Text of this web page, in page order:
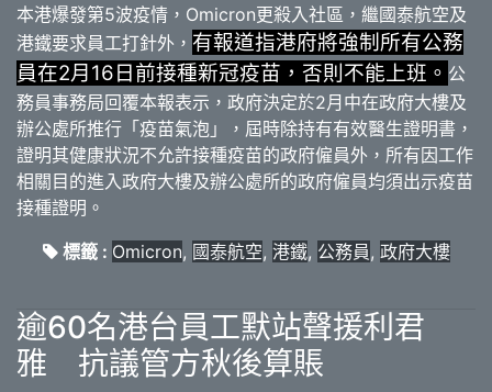
本港爆發第5波疫情，Omicron更殺入社區，繼國泰航空及
港鐵要求員工打針外， 有報道指港府將強制所有公務
員在2月16日前接種新冠疫苗，否則不能上班。 公
務員事務局回覆本報表示，政府決定於2月中在政府大樓及
辦公處所推行「疫苗氣泡」，屆時除持有有效醫生證明書，
證明其健康狀況不允許接種疫苗的政府僱員外，所有因工作
相關目的進入政府大樓及辦公處所的政府僱員均須出示疫苗
接種證明。
標籤 : Omicron, 國泰航空, 港鐵, 公務員, 政府大樓
逾60名港台員工默站聲援利君
雅 抗議管方秋後算賬